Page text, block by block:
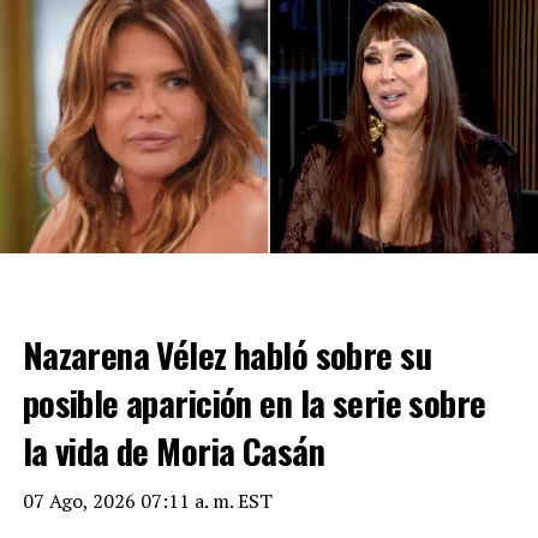
televisión argentina.
Pampita,Yanina,entrevista,espectáculo,televisión,confli
cto
Nazarena Vélez habló sobre su
posible aparición en la serie sobre
la vida de Moria Casán
07 Ago, 2026 07:11 a. m. EST